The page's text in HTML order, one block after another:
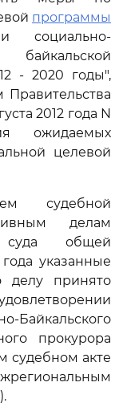
программы
социально-
- 2020 годы",
2012 года N
ожидаемых
целевой
судебной
делам
суда общей
указанные
делу принято
прокурора
судебном акте